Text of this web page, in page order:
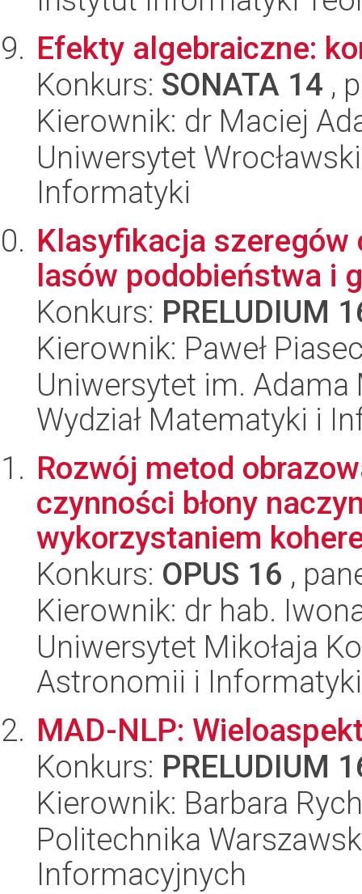
Efekty algebraiczne:
Konkurs: SONATA 14 ,
Kierownik: dr Maciej
Uniwersytet
Informatyki
Klasyfikacja
lasów podobieństwa i
Konkurs: PRELUDIUM
Kierownik: Paweł
Uniwersytet im.
Wydział Matematyki i
Rozwój metod
czynności błony
wykorzystaniem
Konkurs: OPUS 16 ,
Kierownik: dr hab.
Uniwersytet Mikołaja
Astronomii i
MAD-NLP:
Konkurs: PRELUDIUM
Kierownik: Barbara
Politechnika
Informacyjnych